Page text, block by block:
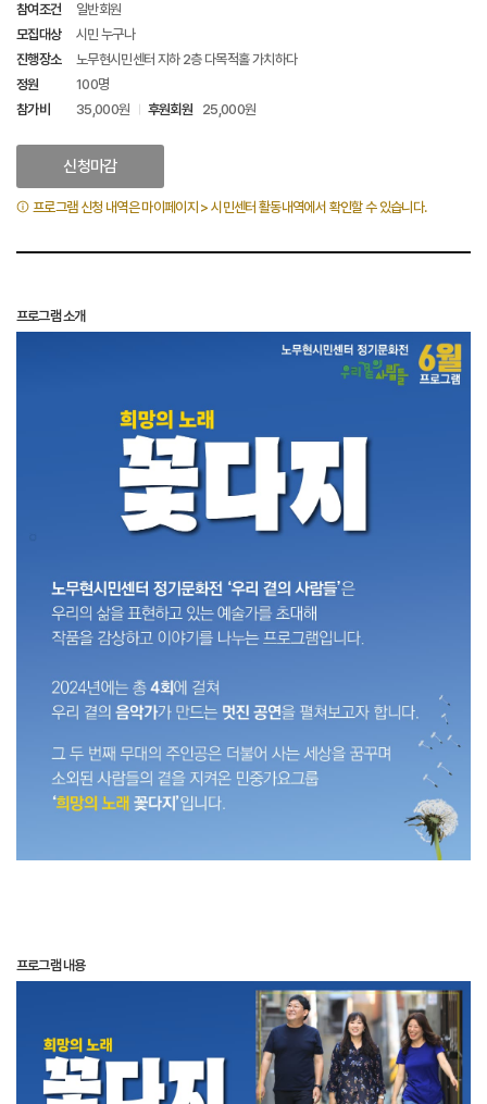
참여조건
일반회원
모집대상
시민 누구나
진행장소
노무현시민센터 지하 2층 다목적홀 가치하다
정원
100명
참가비
35,000원 후원회원 25,000원
신청마감
프로그램 신청 내역은 마이페이지 > 시민센터 활동내역에서 확인할 수 있습니다.
프로그램 소개
프로그램 내용